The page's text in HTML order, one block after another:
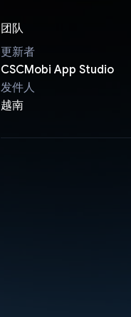
团队
更新者
CSCMobi App Studio
发件人
越南